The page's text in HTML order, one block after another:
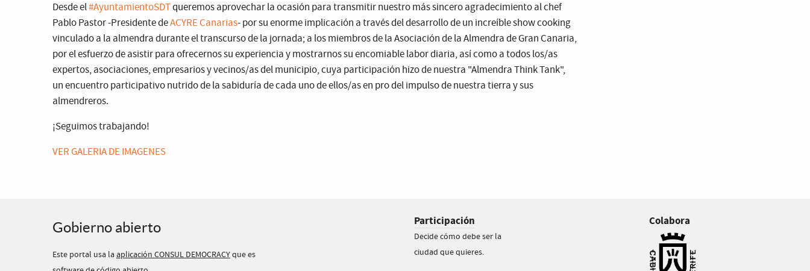
Desde el#AyuntamientoSDTqueremos aprovechar la ocasión para transmitir nuestro más sincero agradecimiento al chef
Pablo Pastor -Presidente deACYRE Canarias- por su enorme implicación a través del desarrollo de un increíble show cooking
vinculado a la almendra durante el transcurso de la jornada; a los miembros de la Asociación de la Almendra de Gran Canaria,
por el esfuerzo de asistir para ofrecernos su experiencia y mostrarnos su encomiable labor diaria, así como a todos los/as
expertos, asociaciones, empresarios y vecinos/as del municipio, cuya participación hizo de nuestra "Almendra Think Tank",
un encuentro participativo nutrido de la sabiduría de cada uno de ellos/as en pro del impulso de nuestra tierra y sus
almendreros.
¡Seguimos trabajando!
VER GALERIA DE IMAGENES
Gobierno abierto
Este portal usa la aplicación CONSUL DEMOCRACYque es
Participación
Decide cómo debe ser la
ciudad que quieres.
Colabora